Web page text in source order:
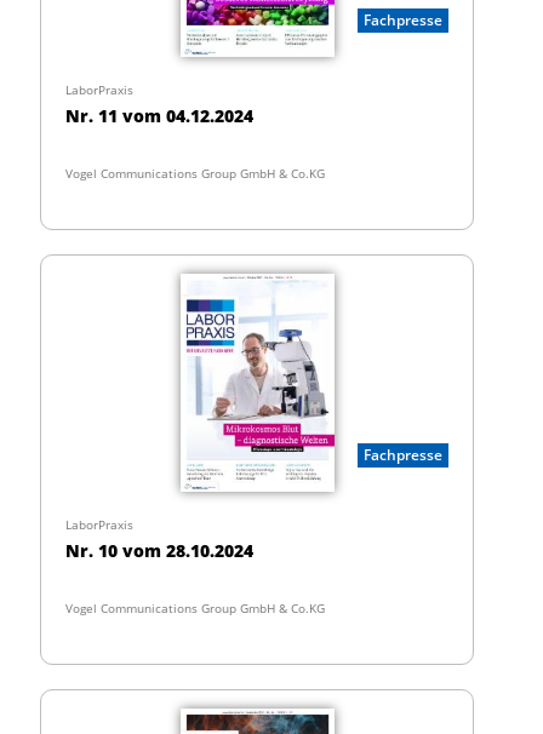
Fachpresse
LaborPraxis
Nr. 11 vom 04.12.2024
Vogel Communications Group GmbH & Co.KG
Fachpresse
LaborPraxis
Nr. 10 vom 28.10.2024
Vogel Communications Group GmbH & Co.KG